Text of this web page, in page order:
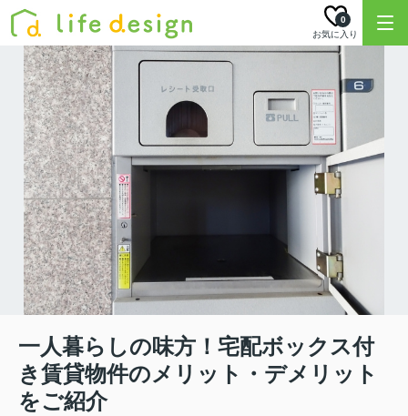
お気に入り
0
一人暮らしの味方！宅配ボックス付
き賃貸物件のメリット・デメリット
をご紹介